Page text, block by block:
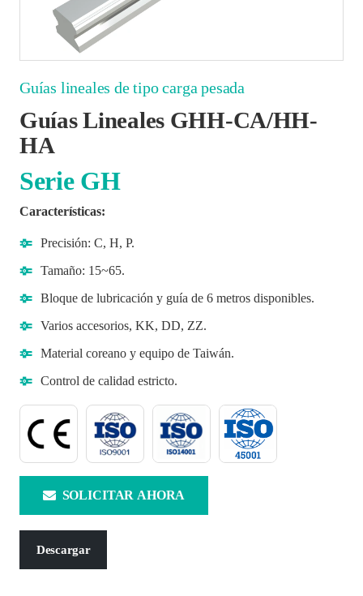
Guías lineales de tipo carga pesada
Guías Lineales GHH-CA/HH-
HA
Serie GH
Características:
Precisión: C, H, P.
Tamaño: 15~65.
Bloque de lubricación y guía de 6 metros disponibles.
Varios accesorios, KK, DD, ZZ.
Material coreano y equipo de Taiwán.
Control de calidad estricto.
SOLICITAR AHORA
Descargar